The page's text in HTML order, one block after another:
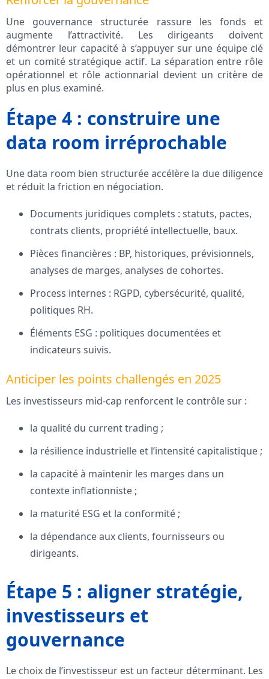
Une gouvernance structurée rassure les fonds et
augmente l’attractivité. Les dirigeants doivent
démontrer leur capacité à s’appuyer sur une équipe clé
et un comité stratégique actif. La séparation entre rôle
opérationnel et rôle actionnarial devient un critère de
plus en plus examiné.
Étape 4 : construire une
data room irréprochable
Une data room bien structurée accélère la due diligence
et réduit la friction en négociation.
Documents juridiques complets : statuts, pactes,
contrats clients, propriété intellectuelle, baux.
Pièces financières : BP, historiques, prévisionnels,
analyses de marges, analyses de cohortes.
Process internes : RGPD, cybersécurité, qualité,
politiques RH.
Éléments ESG : politiques documentées et
indicateurs suivis.
Anticiper les points challengés en 2025
Les investisseurs mid-cap renforcent le contrôle sur :
la qualité du current trading ;
la résilience industrielle et l’intensité capitalistique ;
la capacité à maintenir les marges dans un
contexte inflationniste ;
la maturité ESG et la conformité ;
la dépendance aux clients, fournisseurs ou
dirigeants.
Étape 5 : aligner stratégie,
investisseurs et
gouvernance
Le choix de l’investisseur est un facteur déterminant. Les